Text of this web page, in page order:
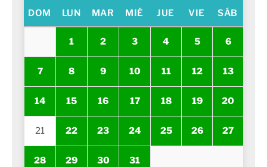
DOM LUN MAR MIÉ JUE VIE SÁB
1 2 3 4 5 6
7 8 9 10 11 12 13
14 15 16 17 18 19 20
21 22 23 24 25 26 27
28 29 30 31